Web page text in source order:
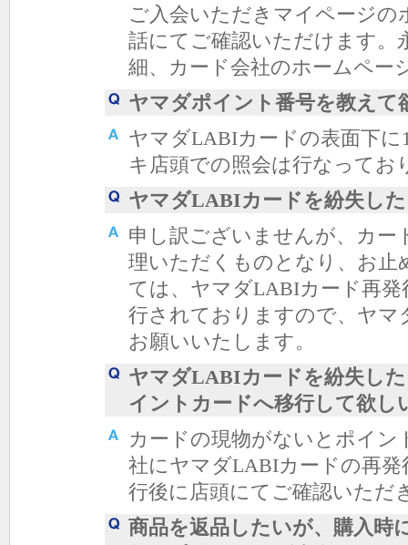
ご入会いただきマイページ
話にてご確認いただけます。
細、カード会社のホームペー
ヤマダポイント番号を教えて
ヤマダLABIカードの表面下
キ店頭での照会は行なってお
ヤマダLABIカードを紛失し
申し訳ございませんが、カー
理いただくものとなり、お
ては、ヤマダLABIカード再
行されておりますので、ヤ
お願いいたします。
ヤマダLABIカードを紛失し
イントカードへ移行して欲し
カードの現物がないとポイ
社にヤマダLABIカードの再
行後に店頭にてご確認いただ
商品を返品したいが、購入時